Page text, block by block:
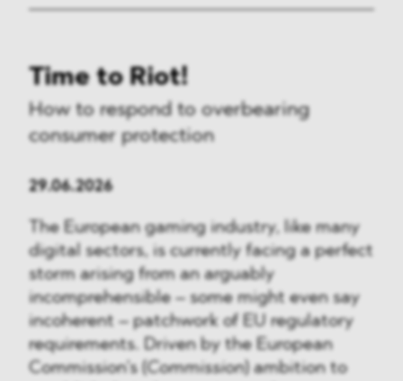
Time to Riot!
How to respond to overbearing
consumer protection
29.06.2026
The European gaming industry, like many
digital sectors, is currently facing a perfect
storm arising from an arguably
incomprehensible – some might even say
incoherent – patchwork of EU regulatory
requirements. Driven by the European
Commission’s ( Commission ) ambition to